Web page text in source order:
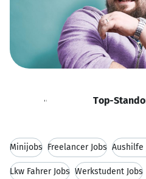
Positionen Top-
Minijobs Freelancer Jobs Aushilfe
Lkw Fahrer Jobs Werkstudent Jobs